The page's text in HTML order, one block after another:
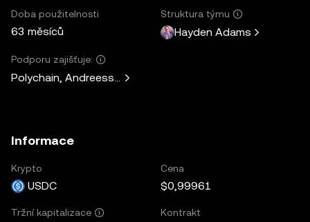
Doba použitelnosti
63 měsíců
Struktura týmu
Hayden Adams
Podporu zajišťuje:
Polychain, Andreessen Horowitz, Paradigm, Variant Fund,
Informace
Krypto
USDC
Cena
$0,99961
Tržní kapitalizace Kontrakt